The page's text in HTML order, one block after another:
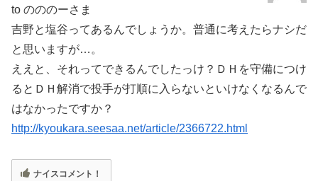
to のののーさま
吉野と塩谷ってあるんでしょうか。普通に考えたらナシだ
と思いますが…。
ええと、それってできるんでしたっけ？ＤＨを守備につけ
るとＤＨ解消で投手が打順に入らないといけなくなるんで
はなかったですか？
http://kyoukara.seesaa.net/article/2366722.html
ナイスコメント！